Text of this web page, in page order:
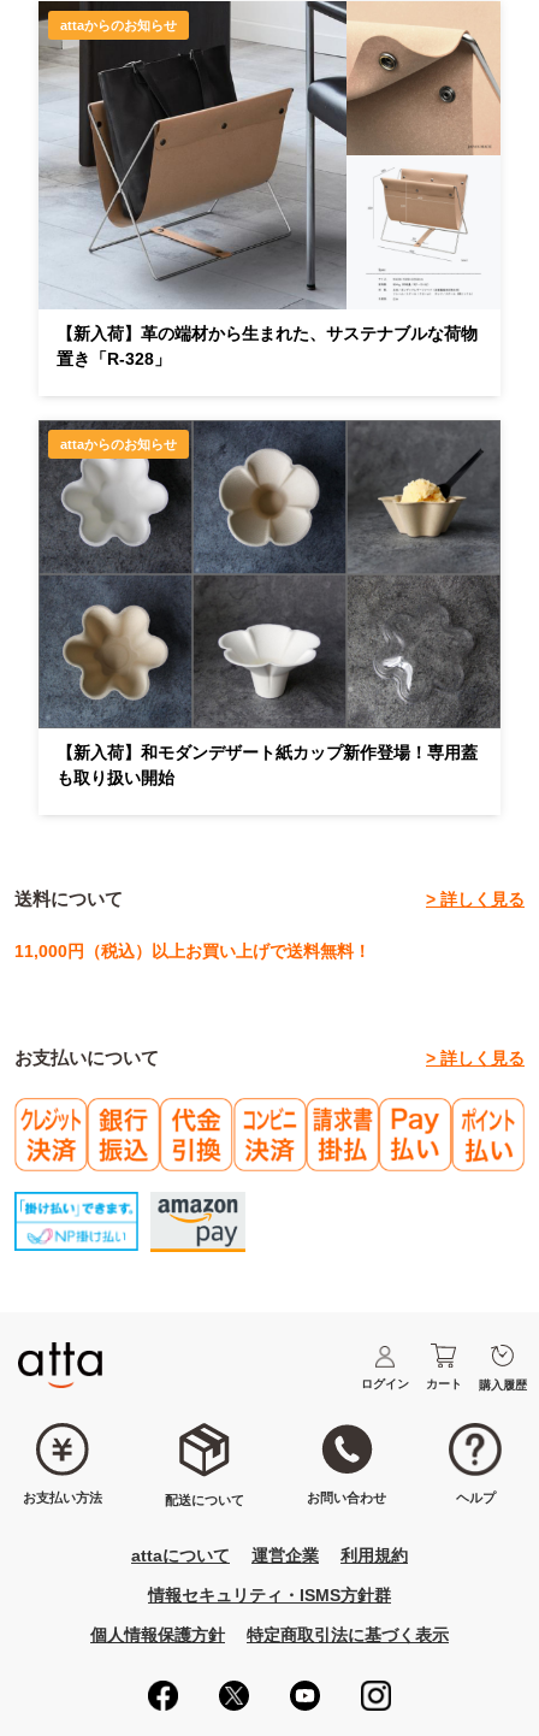
attaからのお知らせ
【新入荷】革の端材から生まれた、サステナブルな荷物
置き「R-328」
attaからのお知らせ
【新入荷】和モダンデザート紙カップ新作登場！専用蓋
も取り扱い開始
送料について > 詳しく見る
11,000円（税込）以上お買い上げで送料無料！
お支払いについて > 詳しく見る
ログイン カート 購入履歴
お支払い方法 配送について お問い合わせ ヘルプ
attaについて 運営企業 利用規約
情報セキュリティ・ISMS方針群
個人情報保護方針 特定商取引法に基づく表示